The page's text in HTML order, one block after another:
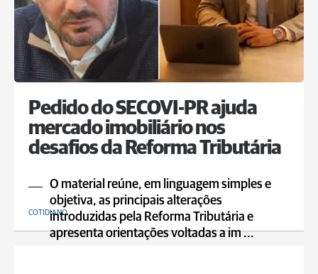
Pedido do SECOVI-PR ajuda
mercado imobiliário nos
desafios da Reforma Tributária
O material reúne, em linguagem simples e
objetiva, as principais alterações
introduzidas pela Reforma Tributária e
apresenta orientações voltadas a im ...
COTIDIANO